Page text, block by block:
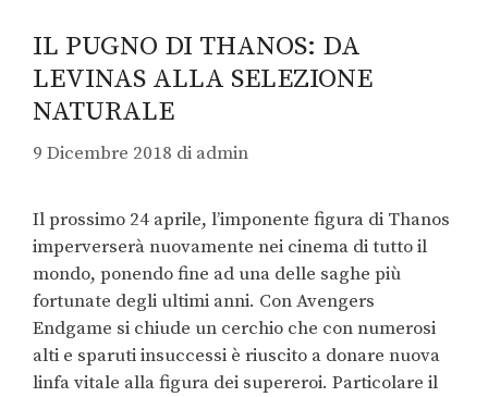
IL PUGNO DI THANOS: DA
LEVINAS ALLA SELEZIONE
NATURALE
9 Dicembre 2018 di admin
Il prossimo 24 aprile, l’imponente figura di Thanos
imperverserà nuovamente nei cinema di tutto il
mondo, ponendo fine ad una delle saghe più
fortunate degli ultimi anni. Con Avengers
Endgame si chiude un cerchio che con numerosi
alti e sparuti insuccessi è riuscito a donare nuova
linfa vitale alla figura dei supereroi. Particolare il